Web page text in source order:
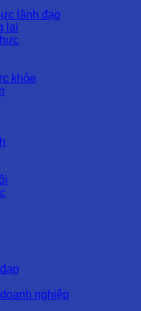
lãnh đạo
lai
khỏe
nghiệp